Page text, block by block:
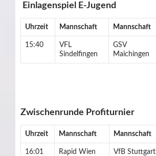
Einlagenspiel E-Jugend
Uhrzeit Mannschaft Mannschaft
15:40
VFL
Sindelfingen
GSV
Maichingen
Zwischenrunde Profiturnier
Uhrzeit Mannschaft Mannschaft
16:01 Rapid Wien VfB Stuttgart